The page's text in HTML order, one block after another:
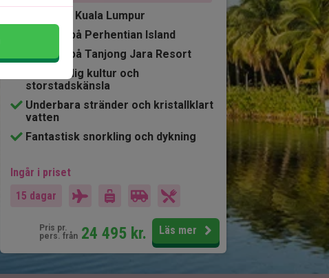
3 nätter i Kuala Lumpur
4 nätter på Perhentian Island
5 nätter på Tanjong Jara Resort
Mångfaldig kultur och
storstadskänsla
Underbara stränder och kristallklart
vatten
Fantastisk snorkling och dykning
Ingår i priset
15 dagar
Pris pr.
pers. från 24 495 kr. Läs mer